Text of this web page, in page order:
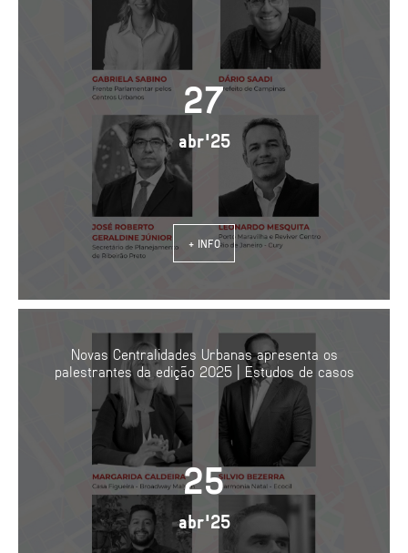
27
abr'25
+ INFO
Novas Centralidades Urbanas apresenta os
palestrantes da edição 2025 | Estudos de casos
25
abr'25